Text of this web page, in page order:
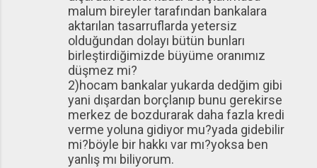
malum bireyler tarafından bankalara
aktarılan tasarruflarda yetersiz
olduğundan dolayı bütün bunları
birleştirdiğimizde büyüme oranımız
düşmez mi?
2)hocam bankalar yukarda dedğim gibi
yani dışardan borçlanıp bunu gerekirse
merkez de bozdurarak daha fazla kredi
verme yoluna gidiyor mu?yada gidebilir
mi?böyle bir hakkı var mı?yoksa ben
yanlış mı biliyorum.